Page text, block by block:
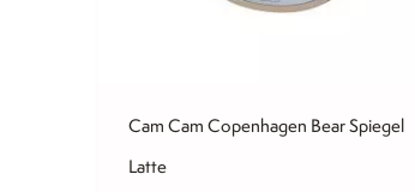
Cam Cam Copenhagen Bear Spiegel
Latte